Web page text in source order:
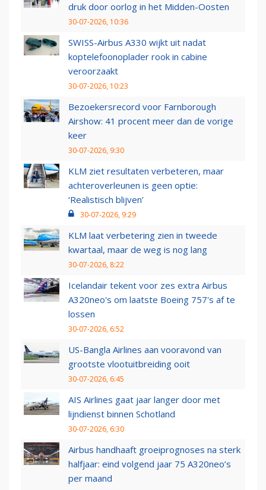
druk door oorlog in het Midden-Oosten
30-07-2026, 10:36
SWISS-Airbus A330 wijkt uit nadat
koptelefoonoplader rook in cabine
veroorzaakt
30-07-2026, 10:23
Bezoekersrecord voor Farnborough
Airshow: 41 procent meer dan de vorige
keer
30-07-2026, 9:30
KLM ziet resultaten verbeteren, maar
achteroverleunen is geen optie:
‘Realistisch blijven’
30-07-2026, 9:29
KLM laat verbetering zien in tweede
kwartaal, maar de weg is nog lang
30-07-2026, 8:22
Icelandair tekent voor zes extra Airbus
A320neo's om laatste Boeing 757's af te
lossen
30-07-2026, 6:52
US-Bangla Airlines aan vooravond van
grootste vlootuitbreiding ooit
30-07-2026, 6:45
AIS Airlines gaat jaar langer door met
lijndienst binnen Schotland
30-07-2026, 6:30
Airbus handhaaft groeiprognoses na sterk
halfjaar: eind volgend jaar 75 A320neo’s
per maand